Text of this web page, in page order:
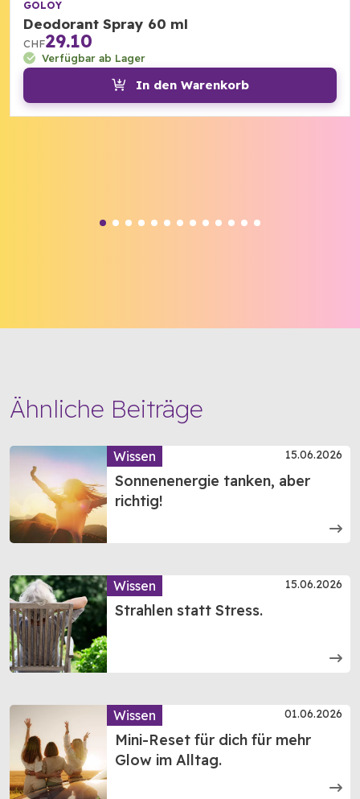
GOLOY
Deodorant Spray 60 ml
CHF29.10
Verfügbar ab Lager
In den Warenkorb
Ähnliche Beiträge
Wissen 15.06.2026
Sonnenenergie tanken, aber
richtig!
Wissen 15.06.2026
Strahlen statt Stress.
Wissen 01.06.2026
Mini-Reset für dich für mehr
Glow im Alltag.